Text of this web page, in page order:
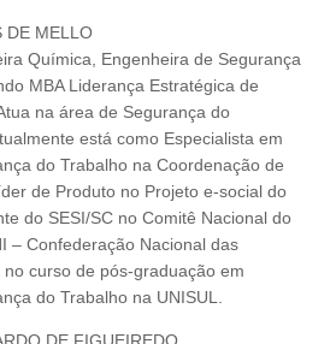
DE MELLO
Química, Engenheira de Segurança
MBA Liderança Estratégica de
na área de Segurança do
está como Especialista em
do Trabalho na Coordenação de
de Produto no Projeto e-social do
do SESI/SC no Comitê Nacional do
– Confederação Nacional das
curso de pós-graduação em
do Trabalho na UNISUL.
DE FIGUEIREDO